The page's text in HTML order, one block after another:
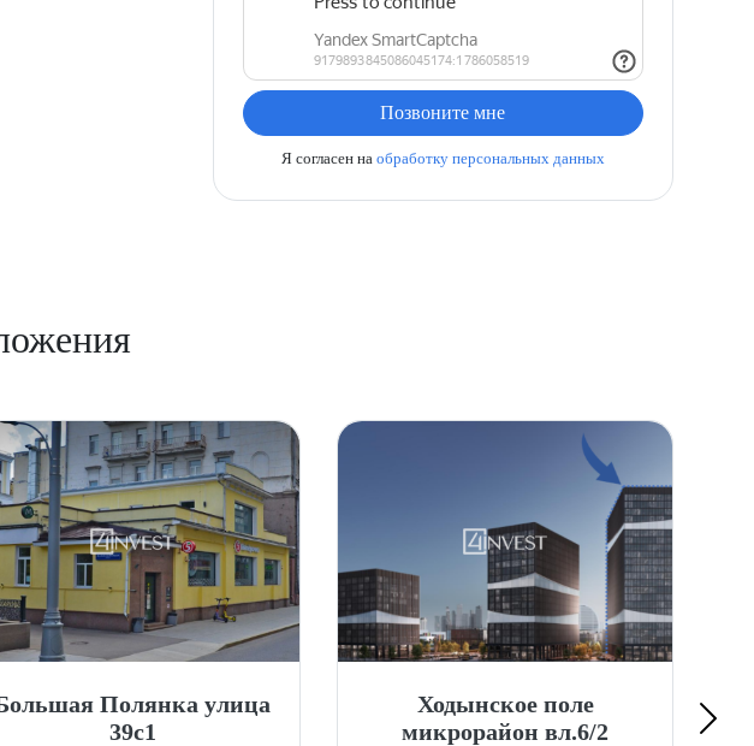
Позвоните мне
Я согласен на обработку персональных данных
Полянка улица
39с1
Ходынское поле
микрорайон вл.6/2